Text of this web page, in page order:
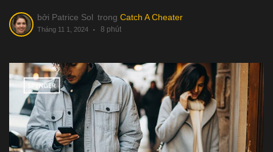
bởi Patrice Sol trong Catch A Cheater
Tháng 11 1, 2024 8 phút